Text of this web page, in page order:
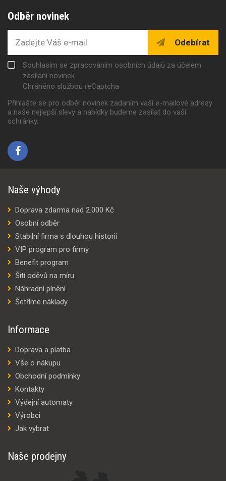
Odběr novinek
Odebírat
Souhlasím se zpracováním osobních údajů za účelem
zasílání novinek
Chráněno službou reCaptcha
Přihlašte se pro odběr novinek zadaním vaší e-mailové adresy
a naše nejlepší slevy a nabídky budeme zasílat do vaší
schránky.
Naše výhody
Doprava zdarma nad 2.000 Kč
Osobní odběr
Stabilní firma s dlouhou historií
VIP program pro firmy
Benefit program
Šití oděvů na míru
Náhradní plnění
Šetříme náklady
Informace
Doprava a platba
Vše o nákupu
Obchodní podmínky
Kontakty
Výdejní automaty
Výrobci
Jak vybrat
Naše prodejny